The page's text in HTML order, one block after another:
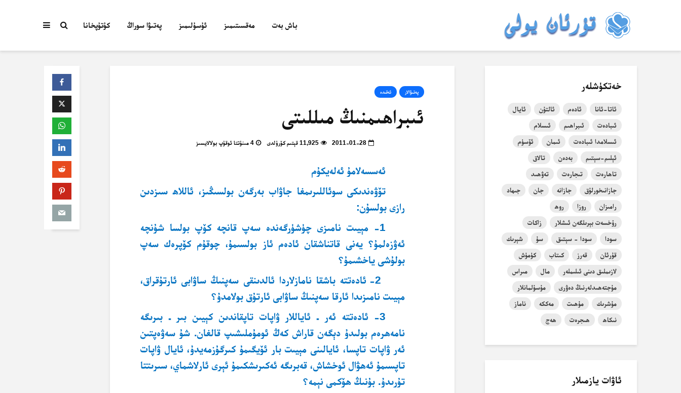
باش بەت مەقسىتىمىز ئۇسۇلىمىز پەتىۋا سوراڭ كۇتۇپخانا
پەتىۋالار ئەقىدە
ئىبراھىمنىڭ مىللىتى
2011-01-28 11,925 قېتىم كۆرۈلدى 4 مىنۇتتا ئوقۇپ بولالايسىز
ئەسسەلامۇ ئەلەيكۇم
تۆۋەندىكى سوئاللىرىمغا جاۋاب بەرگەن بولسىڭىز، ئاللاھ سىزدىن
رازى بولسۇن:
1- مېيىت نامىزى چۈشۈرگەندە سەپ قانچە كۆپ بولسا شۇنچە
ئەۋزەلمۇ؟ يەنى قاتناشقان ئادەم ئاز بولسىمۇ، چوقۇم كۆپرەك سەپ
بولۇشى ياخشىمۇ؟
2- ئادەتتە باشقا نامازلاردا ئالدىنقى سەپنىڭ ساۋابى ئارتۇقراق،
مېيىت نامىزىدا ئارقا سەپنىڭ ساۋابى ئارتۇق بولامدۇ؟
3- ئادەتتە ئەر ـ ئاياللار ۋاپات تاپقاندىن كېيىن بىر ـ بىرىگە
نامەھرەم بولىدۇ دېگەن قاراش كەڭ ئومۇملىشىپ قالغان. شۇ سەۋەپتىن
ئەر ۋاپات تاپسا، ئايالىنى مېيىت بار ئۆيگىمۇ كىرگۇزمەيدۇ، ئايال ۋاپات
تاپسىمۇ ئەھۋال ئوخشاش، قەبرىگە ئەكىرىشكىمۇ ئېرى ئارلاشماي، سىرىتتا
تۇرىدۇ. بۇنىڭ ھۆكمى نېمە؟
خەتكۈشلەر
ئاتا-ئانا ئادەم ئالتۇن
ئايال
ئىبادەت
ئىبراھىم
ئىسلام
ئىسلامدا ئىبادەت
ئىمان
ئۆسۈم
ئېلىم-سېتىم
بەدەن
تالاق
تاھارەت
تىجارەت
تەۋھىد
جازانىخورلۇق
جازانە جان
جىھاد
رامىزان
روزا
روھ
رۇخسەت بېرىلگەن ئىشلار
زاكات
سودا
سودا - سېتىق سۇ
شېرىك
قۇرئان
قەرز كىتاب
كۈمۈش
لازىملىق دىنى ئىلىملەر
مال
مىراس
مۇجتەھىدلەرنىڭ دەۋرى
مۇسۇلمانلار
مۇشرىك
مۇھىت مەككە
ناماز
نىكاھ
ھىجرەت ھەج
ئاۋات يازمىلار